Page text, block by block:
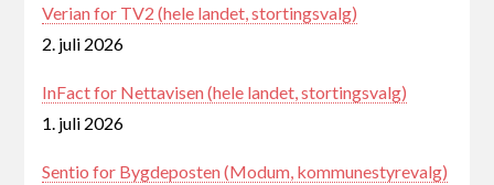
Verian for TV2 (hele landet, stortingsvalg)
2. juli 2026
InFact for Nettavisen (hele landet, stortingsvalg)
1. juli 2026
Sentio for Bygdeposten (Modum, kommunestyrevalg)